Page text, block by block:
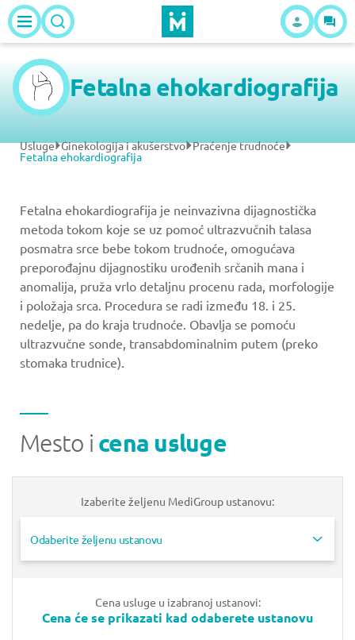
Fetalna ehokardiografija
Usluge Ginekologija i akušerstvo Praćenje trudnoće
Fetalna ehokardiografija
Fetalna ehokardiografija je neinvazivna dijagnostička
metoda tokom koje se uz pomoć ultrazvučnih talasa
posmatra srce bebe tokom trudnoće, omogućava
preporođajnu dijagnostiku urođenih srčanih mana i
anomalija, pruža vrlo detaljnu procenu rada, morfologije
i položaja srca. Procedura se radi između 18. i 25.
nedelje, pa do kraja trudnoće. Obavlja se pomoću
ultrazvučne sonde, transabdominalnim putem (preko
stomaka trudnice).
Mesto i cena usluge
Izaberite željenu MediGroup ustanovu:
Odaberite željenu ustanovu
Cena usluge u izabranoj ustanovi:
Cena će se prikazati kad odaberete ustanovu